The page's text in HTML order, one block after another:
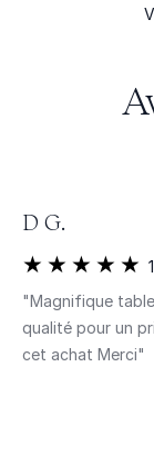
D G.
"Magnifique
qualité pour un
cet achat Merci"